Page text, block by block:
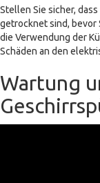
Stellen Sie sicher,
getrocknet sind, bevor
die Verwendung der
Schäden an den
Wartung